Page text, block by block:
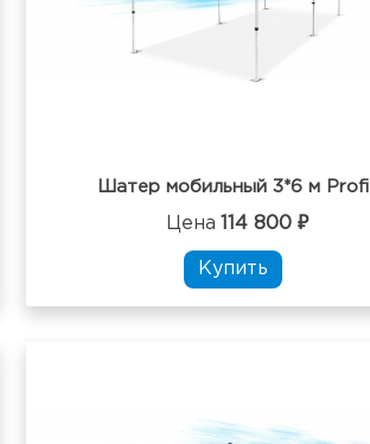
Шатер мобильный 3*6 м Profi
Цена 114 800 ₽
Купить